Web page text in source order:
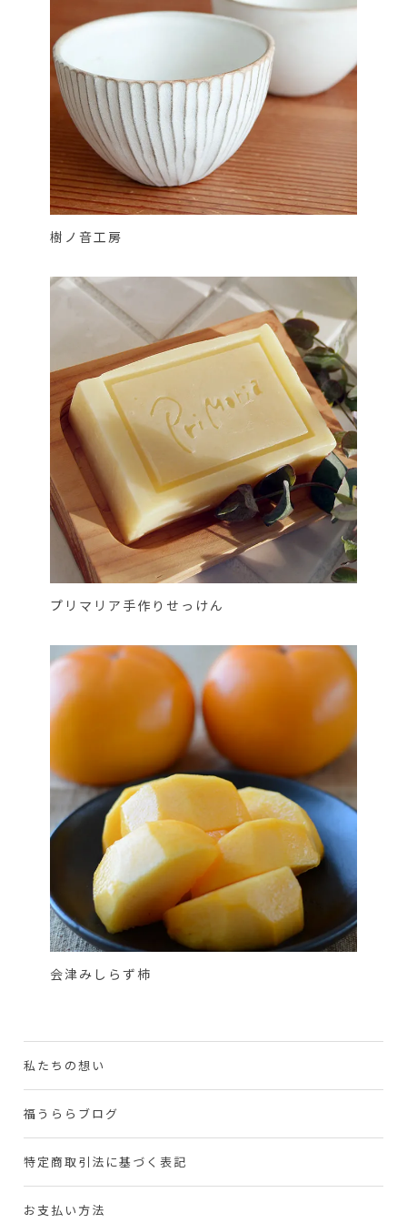
樹ノ音工房
プリマリア手作りせっけん
会津みしらず柿
私たちの想い
福うららブログ
特定商取引法に基づく表記
お支払い方法